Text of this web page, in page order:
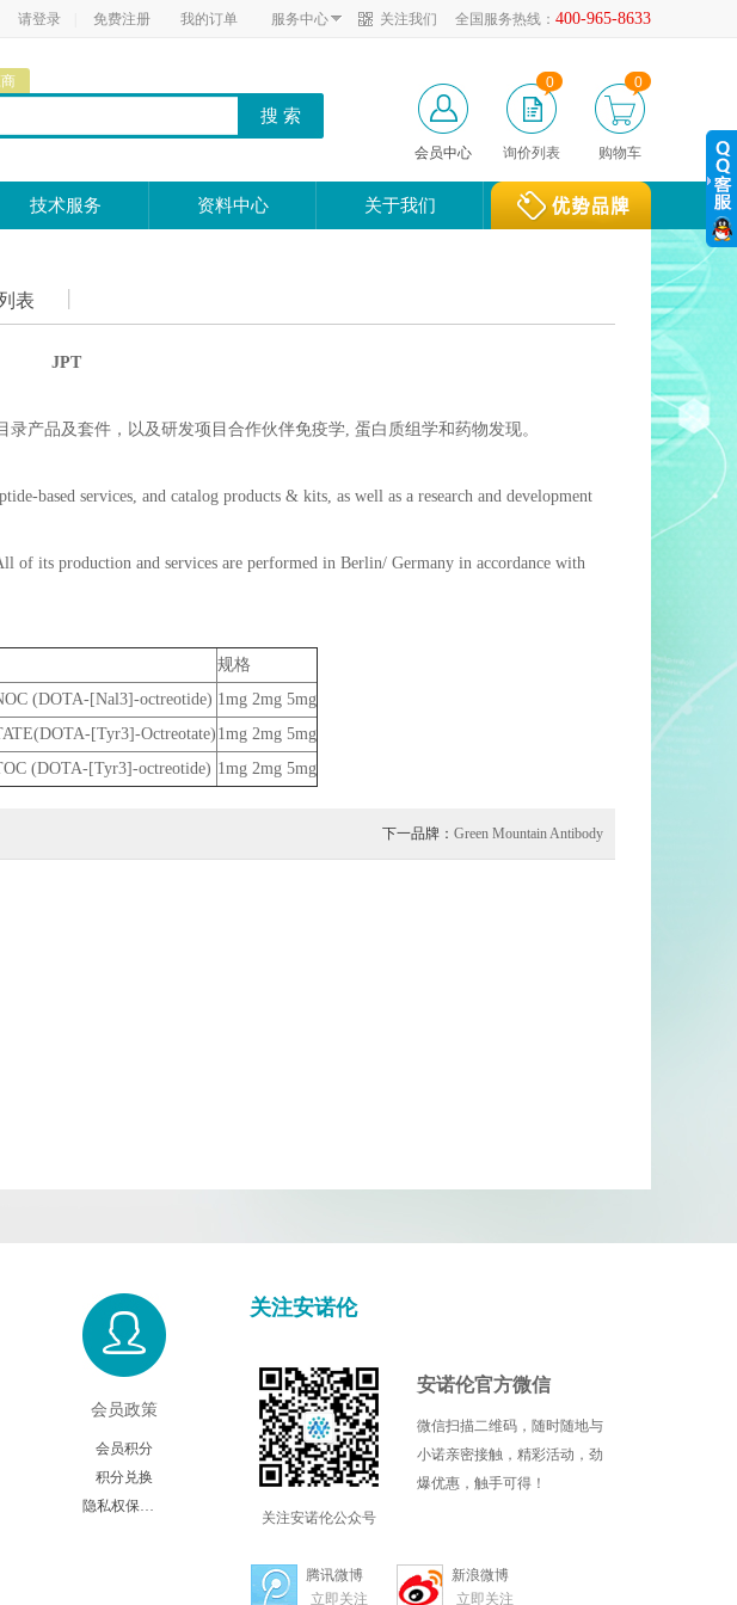
全国服务热线： 400-965-8633
关注我们
服务中心
请登录 免费注册 我的订单
会员中心 询价列表
0
购物车
0
技术服务 资料中心 关于我们
表
JPT
产品及套件，以及研发项目合作伙伴免疫学, 蛋白质组学和药物发现。
based services, and catalog products & kits, as well as a research and development
of its production and services are performed in Berlin/ Germany in accordance with
规格
(DOTA-[Nal3]-octreotide) 1mg 2mg 5mg
[Tyr3]-Octreotate) 1mg 2mg 5mg
(DOTA-[Tyr3]-octreotide) 1mg 2mg 5mg
下一品牌： Green Mountain Antibody
会员政策
会员积分
积分兑换
隐私权保护声明
关注安诺伦
关注安诺伦公众号
安诺伦官方微信
微信扫描二维码，随时随地与
小诺亲密接触，精彩活动，劲
爆优惠，触手可得！
腾讯微博
立即关注
新浪微博
立即关注